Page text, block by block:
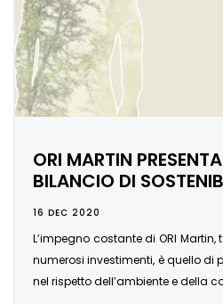
ORI MARTIN
BILANCIO DI
16 DEC 2020
L’impegno costante di ORI
numerosi investimenti, è quello
nel rispetto dell’ambiente e della